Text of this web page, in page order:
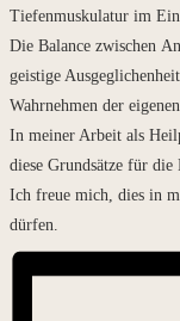
Tiefenmuskulatur im
Die Balance zwischen
geistige
Wahrnehmen der
In meiner Arbeit als
diese Grundsätze für die
Ich freue mich, dies in
dürfen.